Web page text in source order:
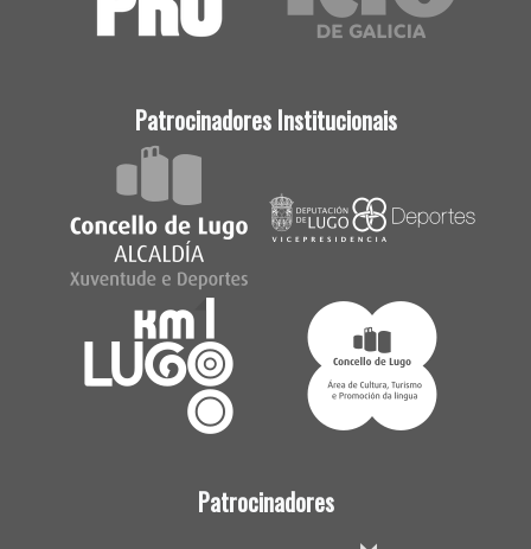
Patrocinadores Institucionais
Patrocinadores